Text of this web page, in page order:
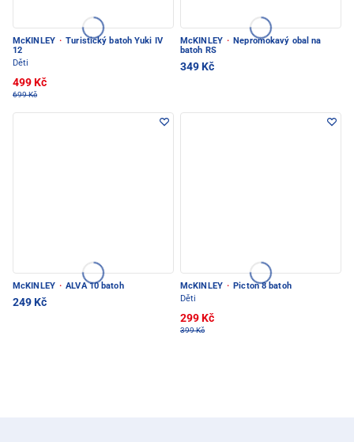
McKINLEY · Turistický batoh Yuki IV
12
Děti
499 Kč
699 Kč
McKINLEY · Nepromokavý obal na
batoh RS
349 Kč
McKINLEY · ALVA 10 batoh
249 Kč
McKINLEY · Picton 8 batoh
Děti
299 Kč
399 Kč